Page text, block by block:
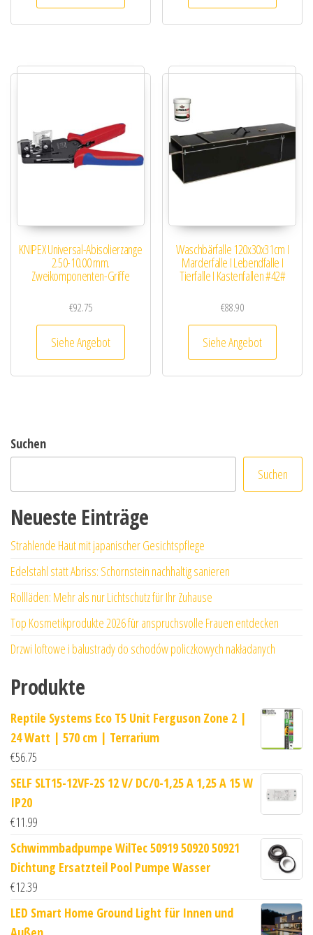
KNIPEX Universal-Abisolierzange
2.50-10.00 mm.
Zweikomponenten-Griffe
€92.75
Siehe Angebot
Waschbärfalle 120x30x31cm I
Marderfalle I Lebendfalle I
Tierfalle I Kastenfallen #42#
€88.90
Siehe Angebot
Suchen
Suchen
Neueste Einträge
Strahlende Haut mit japanischer Gesichtspflege
Edelstahl statt Abriss: Schornstein nachhaltig sanieren
Rollläden: Mehr als nur Lichtschutz für Ihr Zuhause
Top Kosmetikprodukte 2026 für anspruchsvolle Frauen entdecken
Drzwi loftowe i balustrady do schodów policzkowych nakładanych
Produkte
Reptile Systems Eco T5 Unit Ferguson Zone 2 |
24 Watt | 570 cm | Terrarium
€56.75
SELF SLT15-12VF-2S 12 V/ DC/0-1,25 A 1,25 A 15 W
IP20
€11.99
Schwimmbadpumpe WilTec 50919 50920 50921
Dichtung Ersatzteil Pool Pumpe Wasser
€12.39
LED Smart Home Ground Light für Innen und